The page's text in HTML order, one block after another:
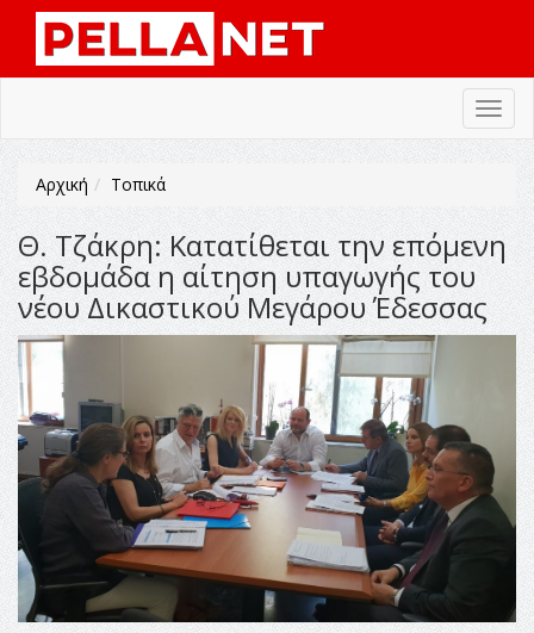
Αρχική Τοπικά
Θ. Τζάκρη: Κατατίθεται την επόμενη
εβδομάδα η αίτηση υπαγωγής του
νέου Δικαστικού Μεγάρου Έδεσσας